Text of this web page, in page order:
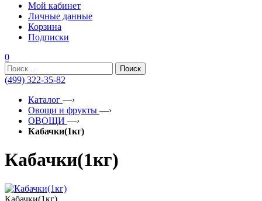
Мой кабинет
Личные данные
Корзина
Подписки
0
Поиск
(499) 322-35-82
Каталог —›
Овощи и фрукты —›
ОВОЩИ —›
Кабачки(1кг)
Кабачки(1кг)
Кабачки(1кг)